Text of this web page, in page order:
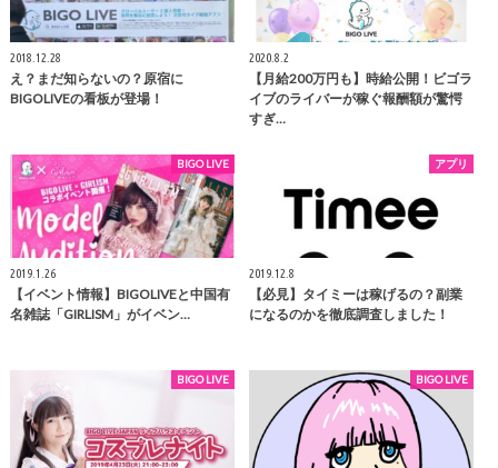
2018.12.28
え？まだ知らないの？原宿に
BIGOLIVEの看板が登場！
2020.8.2
【月給200万円も】時給公開！ビゴラ
イブのライバーが稼ぐ報酬額が驚愕
すぎ…
BIGO LIVE
2019.1.26
【イベント情報】BIGOLIVEと中国有
名雑誌「GIRLISM」がイベン…
アプリ
2019.12.8
【必見】タイミーは稼げるの？副業
になるのかを徹底調査しました！
BIGO LIVE BIGO LIVE